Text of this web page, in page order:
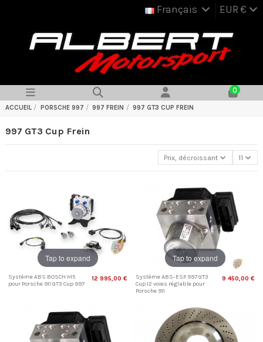
Français EUR €
0
ACCUEIL PORSCHE 997 997 FREIN 997 GT3 CUP FREIN
997 GT3 Cup Frein
Prix, décroissant 11
Tap to expand
Système ABS BOSCH M5
pour Porsche 911 GT3 Cup 997
12 995,00 €
Tap to expand
Système ABS-ESP 997 GT3
Cup 12 voies réglable pour
Porsche 911
9 450,00 €